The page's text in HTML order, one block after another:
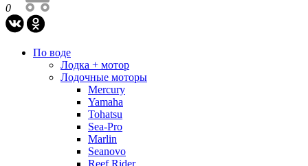
0
По воде
Лодка + мотор
Лодочные моторы
Mercury
Yamaha
Tohatsu
Sea-Pro
Marlin
Seanovo
Reef Rider